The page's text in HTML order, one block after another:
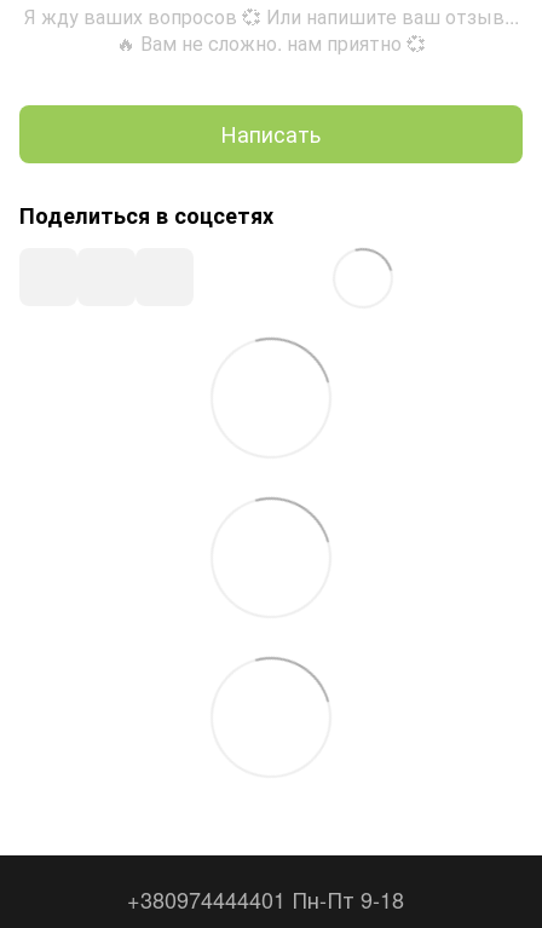
Я жду ваших вопросов 💞 Или напишите ваш отзыв...
🔥 Вам не сложно. нам приятно 💞
Написать
Поделиться в соцсетях
+380974444401 Пн-Пт 9-18